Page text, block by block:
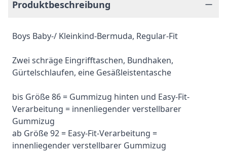
Produktbeschreibung
Boys Baby-/ Kleinkind-Bermuda, Regular-Fit
Zwei schräge Eingrifftaschen, Bundhaken,
Gürtelschlaufen, eine Gesäßleistentasche
bis Größe 86 = Gummizug hinten und Easy-Fit-
Verarbeitung = innenliegender verstellbarer
Gummizug
ab Größe 92 = Easy-Fit-Verarbeitung =
innenliegender verstellbarer Gummizug